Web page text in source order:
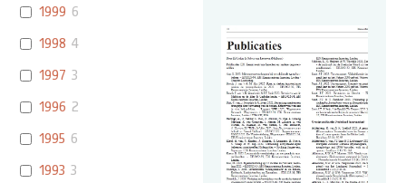
1999 6
1998 4
1997 3
1996 2
1995 6
1993 3